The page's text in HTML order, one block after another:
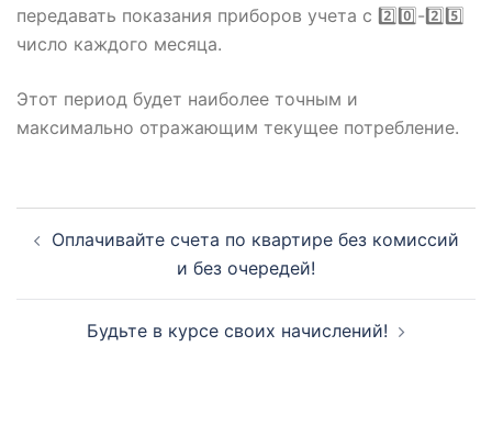
передавать показания приборов учета с 2️⃣0️⃣-2️⃣5️⃣
число каждого месяца.
Этот период будет наиболее точным и
максимально отражающим текущее потребление.
по Оплачивайте счета по квартире без комиссий
и без очередей!
Будьте в курсе своих начислений!